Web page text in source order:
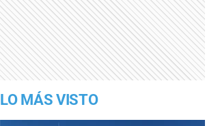
LO MÁS VISTO